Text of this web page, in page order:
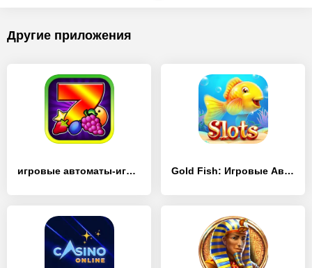
Другие приложения
игровые автоматы-игровые слоты - [MOD Много денег] Gold Fish: Игровые Автоматы - [MOD Много денег]